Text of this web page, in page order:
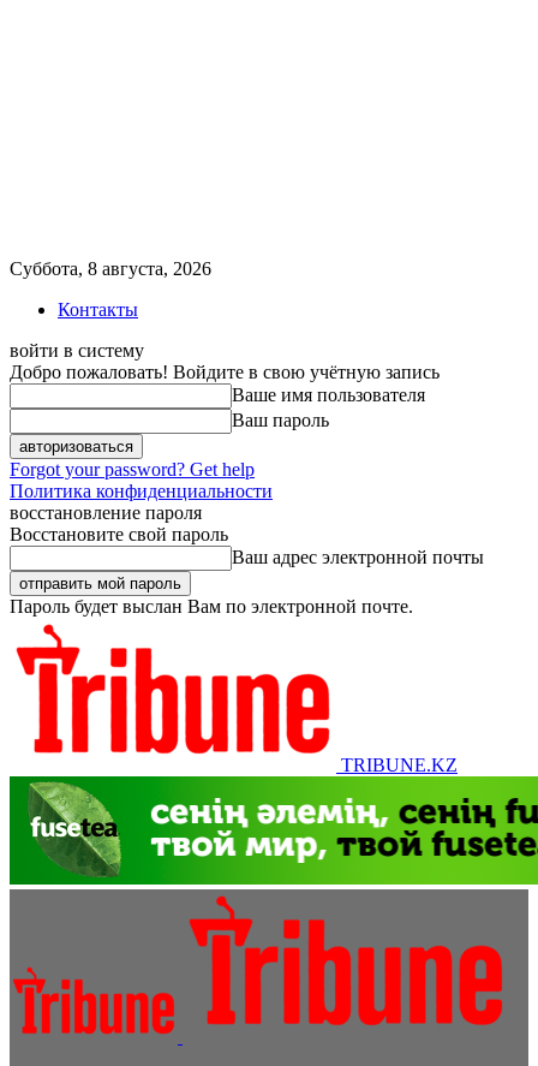
Суббота, 8 августа, 2026
Контакты
войти в систему
Добро пожаловать! Войдите в свою учётную запись
Ваше имя пользователя
Ваш пароль
Forgot your password? Get help
Политика конфиденциальности
восстановление пароля
Восстановите свой пароль
Ваш адрес электронной почты
Пароль будет выслан Вам по электронной почте.
TRIBUNE.KZ